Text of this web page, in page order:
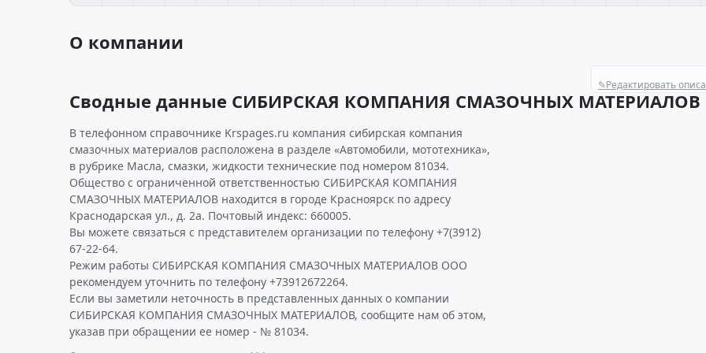
О компании
✎Редактировать
Сводные данные СИБИРСКАЯ КОМПАНИЯ СМАЗОЧНЫХ МАТЕРИАЛОВ
В телефонном справочнике Krspages.ru компания сибирская компания
смазочных материалов расположена в разделе «Автомобили, мототехника»,
в рубрике Масла, смазки, жидкости технические под номером 81034.
Общество с ограниченной ответственностью СИБИРСКАЯ КОМПАНИЯ
СМАЗОЧНЫХ МАТЕРИАЛОВ находится в городе Красноярск по адресу
Краснодарская ул., д. 2а. Почтовый индекс: 660005.
Вы можете связаться с представителем организации по телефону +7(3912)
67-22-64.
Режим работы СИБИРСКАЯ КОМПАНИЯ СМАЗОЧНЫХ МАТЕРИАЛОВ ООО
рекомендуем уточнить по телефону +73912672264.
Если вы заметили неточность в представленных данных о компании
СИБИРСКАЯ КОМПАНИЯ СМАЗОЧНЫХ МАТЕРИАЛОВ, сообщите нам об этом,
указав при обращении ее номер - № 81034.